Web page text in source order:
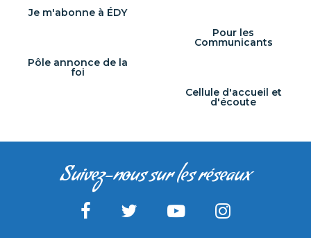
Je m'abonne à ÉDY
Pour les
Communicants
Pôle annonce de la
foi
Cellule d'accueil et
d'écoute
Suivez-nous sur les réseaux